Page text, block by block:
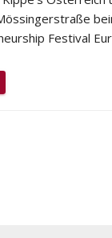
Festival